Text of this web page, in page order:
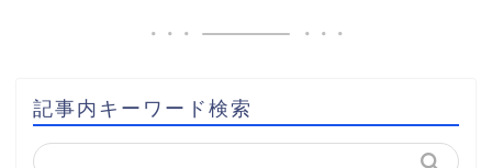
記事内キーワード検索